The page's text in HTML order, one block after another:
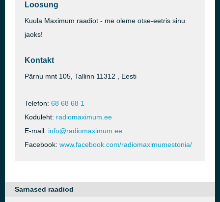
Loosung
Kuula Maximum raadiot - me oleme otse-eetris sinu
jaoks!
Kontakt
Pärnu mnt 105, Tallinn 11312 , Eesti
Telefon: 68 68 68 1
Koduleht: radiomaximum.ee
E-mail: info@radiomaximum.ee
Facebook: www.facebook.com/radiomaximumestonia/
Sarnased raadiod